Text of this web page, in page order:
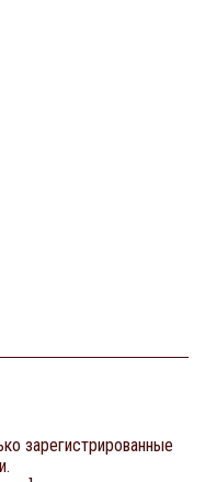
зарегистрированные